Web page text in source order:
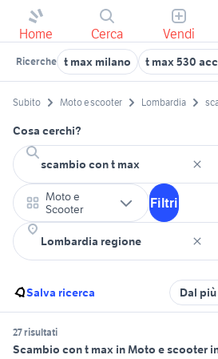
Home Cerca Vendi
Ricerche t max milano t max 530
Subito Moto e scooter Lombardia
Cosa cerchi?
Moto e
Scooter
Filtri
Salva ricerca Dal
27 risultati
Scambio con t max in Moto e scooter